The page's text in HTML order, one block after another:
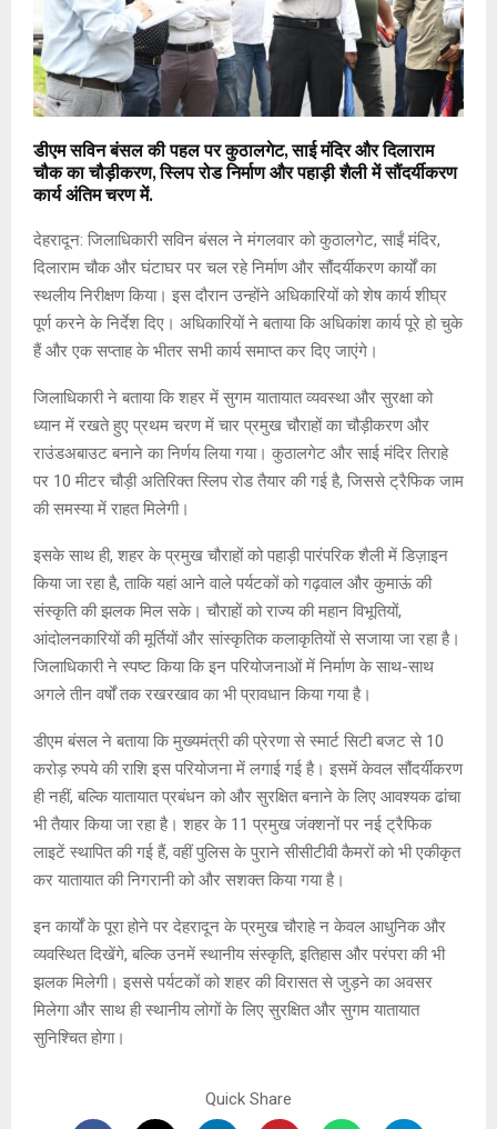
डीएम सविन बंसल की पहल पर कुठालगेट, साई मंदिर और दिलाराम
चौक का चौड़ीकरण, स्लिप रोड निर्माण और पहाड़ी शैली में सौंदर्यीकरण
कार्य अंतिम चरण में.
देहरादून: जिलाधिकारी सविन बंसल ने मंगलवार को कुठालगेट, साईं मंदिर,
दिलाराम चौक और घंटाघर पर चल रहे निर्माण और सौंदर्यीकरण कार्यों का
स्थलीय निरीक्षण किया। इस दौरान उन्होंने अधिकारियों को शेष कार्य शीघ्र
पूर्ण करने के निर्देश दिए। अधिकारियों ने बताया कि अधिकांश कार्य पूरे हो चुके
हैं और एक सप्ताह के भीतर सभी कार्य समाप्त कर दिए जाएंगे।
जिलाधिकारी ने बताया कि शहर में सुगम यातायात व्यवस्था और सुरक्षा को
ध्यान में रखते हुए प्रथम चरण में चार प्रमुख चौराहों का चौड़ीकरण और
राउंडअबाउट बनाने का निर्णय लिया गया। कुठालगेट और साई मंदिर तिराहे
पर 10 मीटर चौड़ी अतिरिक्त स्लिप रोड तैयार की गई है, जिससे ट्रैफिक जाम
की समस्या में राहत मिलेगी।
इसके साथ ही, शहर के प्रमुख चौराहों को पहाड़ी पारंपरिक शैली में डिज़ाइन
किया जा रहा है, ताकि यहां आने वाले पर्यटकों को गढ़वाल और कुमाऊं की
संस्कृति की झलक मिल सके। चौराहों को राज्य की महान विभूतियों,
आंदोलनकारियों की मूर्तियों और सांस्कृतिक कलाकृतियों से सजाया जा रहा है।
जिलाधिकारी ने स्पष्ट किया कि इन परियोजनाओं में निर्माण के साथ-साथ
अगले तीन वर्षों तक रखरखाव का भी प्रावधान किया गया है।
डीएम बंसल ने बताया कि मुख्यमंत्री की प्रेरणा से स्मार्ट सिटी बजट से 10
करोड़ रुपये की राशि इस परियोजना में लगाई गई है। इसमें केवल सौंदर्यीकरण
ही नहीं, बल्कि यातायात प्रबंधन को और सुरक्षित बनाने के लिए आवश्यक ढांचा
भी तैयार किया जा रहा है। शहर के 11 प्रमुख जंक्शनों पर नई ट्रैफिक
लाइटें स्थापित की गई हैं, वहीं पुलिस के पुराने सीसीटीवी कैमरों को भी एकीकृत
कर यातायात की निगरानी को और सशक्त किया गया है।
इन कार्यों के पूरा होने पर देहरादून के प्रमुख चौराहे न केवल आधुनिक और
व्यवस्थित दिखेंगे, बल्कि उनमें स्थानीय संस्कृति, इतिहास और परंपरा की भी
झलक मिलेगी। इससे पर्यटकों को शहर की विरासत से जुड़ने का अवसर
मिलेगा और साथ ही स्थानीय लोगों के लिए सुरक्षित और सुगम यातायात
सुनिश्चित होगा।
Quick Share